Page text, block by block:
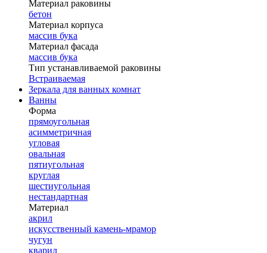
Материал раковины
бетон
Материал корпуса
массив бука
Материал фасада
массив бука
Тип устанавливаемой раковины
Встраиваемая
Зеркала для ванных комнат
Ванны
Форма
прямоугольная
асимметричная
угловая
овальная
пятиугольная
круглая
шестиугольная
нестандартная
Материал
акрил
искусственный камень-мрамор
чугун
кварил